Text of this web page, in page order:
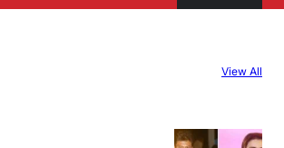
View All